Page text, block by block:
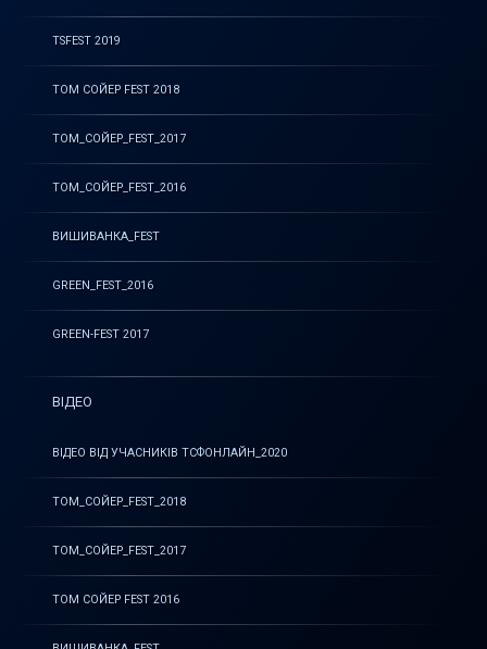
TSFEST 2019
ТОМ СОЙЕР FEST 2018
ТОМ_СОЙЕР_FEST_2017
ТОМ_СОЙЕР_FEST_2016
ВИШИВАНКА_FEST
GREEN_FEST_2016
GREEN-FEST 2017
ВІДЕО
ВІДЕО ВІД УЧАСНИКІВ ТСФОНЛАЙН_2020
ТОМ_СОЙЕР_FEST_2018
ТОМ_СОЙЕР_FEST_2017
ТОМ СОЙЕР FEST 2016